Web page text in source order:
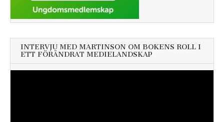
INTERVJU MED MARTINSON OM BOKENS ROLL I
ETT FÖRÄNDRAT MEDIELANDSKAP